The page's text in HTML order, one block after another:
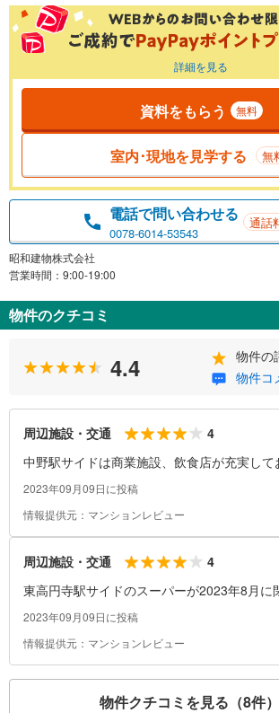
詳細を見る
資料をもらう 無料
室内･現地を見学する 無
電話で問い合わせる
0078-6014-53543
通話
昭和建物株式会社
営業時間：9:00-19:00
物件のクチコミ
4.4 物件の
物件コ
周辺施設・交通
4
中野駅サイドは商業施設、飲食店が充実し
出しに困る事はまずない。
2023年09月09日に投稿
情報提供元：マンションレビュー
周辺施設・交通
4
東高円寺駅サイドのスーパーが2023年8月に
野駅方面に少し歩いた所が最寄りとなる。
2023年09月09日に投稿
情報提供元：マンションレビュー
物件クチコミを見る （8件）